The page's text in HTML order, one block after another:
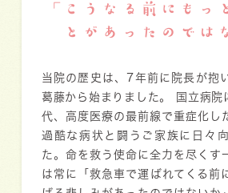
「こうなる前にもっ
とがあったのでは
当院の歴史は、7年前に院長が抱
葛藤から始まりました。 国立病院
代、高度医療の最前線で重症化し
過酷な病状と闘うご家族に日々
た。命を救う使命に全力を尽くす
は常に「救急車で運ばれてくる前